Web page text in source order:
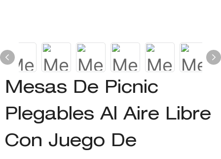
Mesas De Picnic
Plegables Al Aire Libre
Con Juego De